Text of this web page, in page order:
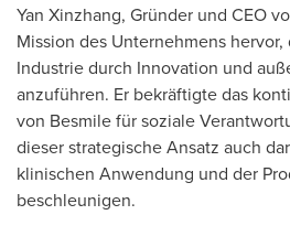
Yan Xinzhang, Gründer und CEO
Mission des Unternehmens
Industrie durch Innovation und
anzuführen. Er bekräftigte das
von Besmile für soziale
dieser strategische Ansatz auch
klinischen Anwendung und der
beschleunigen.